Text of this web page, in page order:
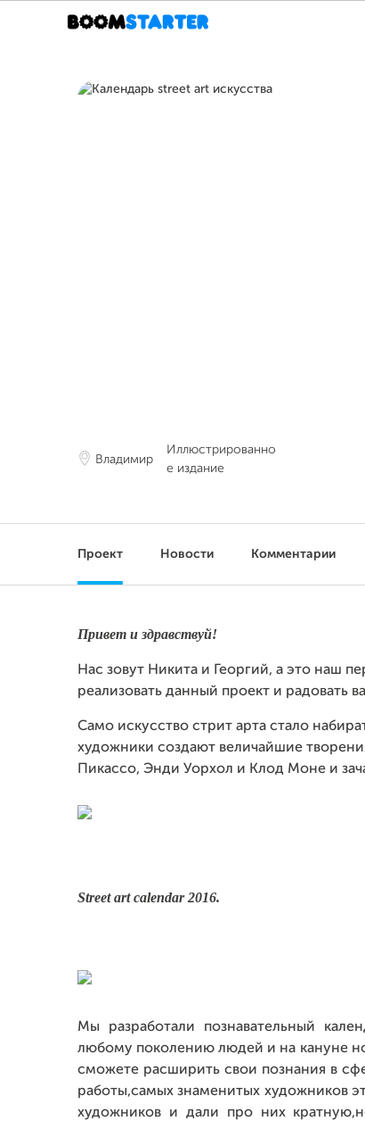
Владимир
Иллюстрированно
е издание
Проект Новости Комментарии
Привет и здравствуй!
Нас зовут Никита и Георгий, а это наш
реализовать данный проект и радовать
Само искусство стрит арта стало
художники создают величайшие
Пикассо, Энди Уорхол и Клод Моне и
Street art calendar 2016.
Мы разработали познавательный
любому поколению людей и на кануне
сможете расширить свои познания в
работы,самых знаменитых художников
художников и дали про них